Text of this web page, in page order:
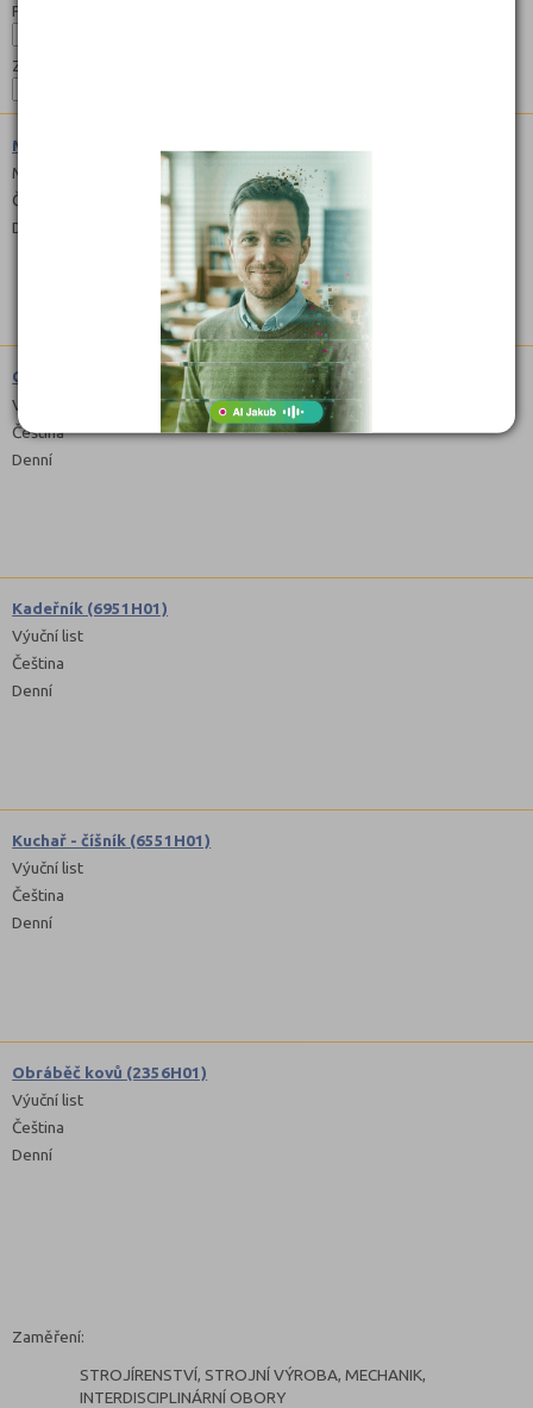
Forma:
Zaměření:
Mechanik seřizovač (2345L01)
Maturitní
Čeština
Denní
Cukrář (2954H01)
Výuční list
Čeština
Denní
Kadeřník (6951H01)
Výuční list
Čeština
Denní
Kuchař - číšník (6551H01)
Výuční list
Čeština
Denní
Obráběč kovů (2356H01)
Výuční list
Čeština
Denní
Zaměření:
STROJÍRENSTVÍ, STROJNÍ VÝROBA, MECHANIK,
INTERDISCIPLINÁRNÍ OBORY